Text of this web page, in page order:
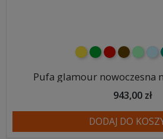
żółtyzielonyczerwonymiętowy
Pufa glamour nowoczesna
943,00 zł
DODAJ DO